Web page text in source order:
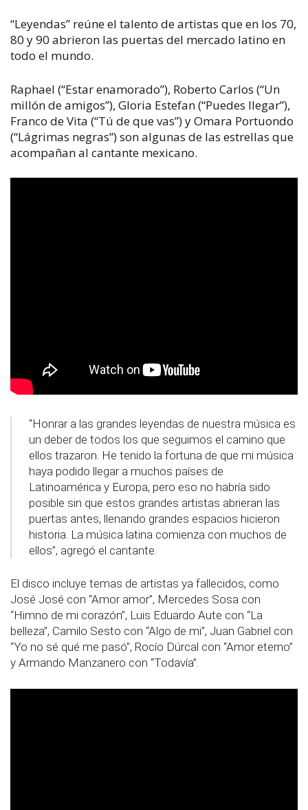
“Leyendas” reúne el talento de artistas que en los 70,
80 y 90 abrieron las puertas del mercado latino en
todo el mundo.
Raphael (“Estar enamorado”), Roberto Carlos (“Un
millón de amigos”), Gloria Estefan (“Puedes llegar”),
Franco de Vita (“Tú de que vas”) y Omara Portuondo
(“Lágrimas negras”) son algunas de las estrellas que
acompañan al cantante mexicano.
“Honrar a las grandes leyendas de nuestra música es
un deber de todos los que seguimos el camino que
ellos trazaron. He tenido la fortuna de que mi música
haya podido llegar a muchos países de
Latinoamérica y Europa, pero eso no habría sido
posible sin que estos grandes artistas abrieran las
puertas antes, llenando grandes espacios hicieron
historia. La música latina comienza con muchos de
ellos”, agregó el cantante.
El disco incluye temas de artistas ya fallecidos, como
José José con “Amor amor”, Mercedes Sosa con
“Himno de mi corazón”, Luis Eduardo Aute con “La
belleza”, Camilo Sesto con “Algo de mi”, Juan Gabriel con
“Yo no sé qué me pasó”, Rocío Dúrcal con “Amor eterno”
y Armando Manzanero con “Todavía”.